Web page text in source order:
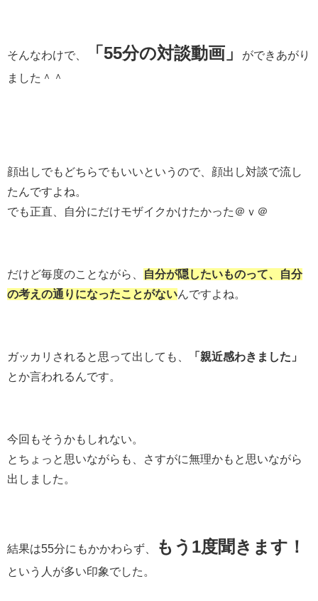
そんなわけで、 「55分の対談動画」
ができあがり
ました＾＾
顔出しでもどちらでもいいというので、顔出し対談で流し
たんですよね。
でも正直、自分にだけモザイクかけたかった＠ｖ＠
だけど毎度のことながら、
自分が隠したいものって、自分
の考えの通りになったことがないんですよね。
ガッカリされると思って出しても、
「親近感わきました」
とか言われるんです。
今回もそうかもしれない。
とちょっと思いながらも、さすがに無理かもと思いながら
出しました。
結果は55分にもかかわらず、 もう1度聞きます！
という人が多い印象でした。